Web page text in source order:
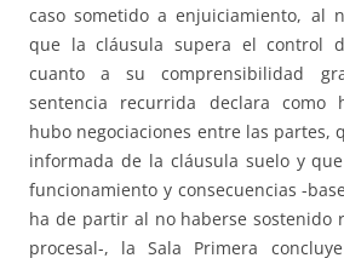
caso sometido a enjuiciamiento, al
que la cláusula supera el control
cuanto a su comprensibilidad
sentencia recurrida declara como
hubo negociaciones entre las partes,
informada de la cláusula suelo y
funcionamiento y consecuencias -
ha de partir al no haberse sostenido
procesal-, la Sala Primera